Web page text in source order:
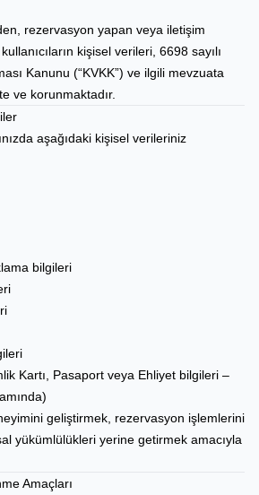
rezervasyon yapan veya iletişim
kişisel verileri, 6698 sayılı
Kanunu (“KVKK”) ve ilgili mevzuata
ve korunmaktadır.
aşağıdaki kişisel verileriniz
bilgileri
Kartı, Pasaport veya Ehliyet bilgileri –
geliştirmek, rezervasyon işlemlerini
yükümlülükleri yerine getirmek amacıyla
Amaçları